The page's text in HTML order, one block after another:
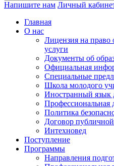
Напишите нам Личный
Главная
О нас
Лицензия на право
услуги
Документы об
Официальная
Специальные
Школа молодого
Иностранный язык
Профессиональная
Политика
Договор
Интехновед
Поступление
Программы
Направления